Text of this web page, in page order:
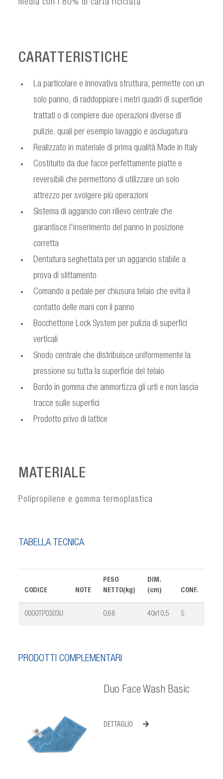
media con l’80% di carta riciclata
CARATTERISTICHE
La particolare e innovativa struttura, permette con un
solo panno, di raddoppiare i metri quadri di superficie
trattati o di compiere due operazioni diverse di
pulizie, quali per esempio lavaggio e asciugatura
Realizzato in materiale di prima qualità Made in Italy
Costituito da due facce perfettamente piatte e
reversibili che permettono di utilizzare un solo
attrezzo per svolgere più operazioni
Sistema di aggancio con rilievo centrale che
garantisce l'inserimento del panno in posizione
corretta
Dentatura seghettata per un aggancio stabile a
prova di slittamento
Comando a pedale per chiusura telaio che evita il
contatto delle mani con il panno
Bocchettone Lock System per pulizia di superfici
verticali
Snodo centrale che distribuisce uniformemente la
pressione su tutta la superficie del telaio
Bordo in gomma che ammortizza gli urti e non lascia
tracce sulle superfici
Prodotto privo di lattice
MATERIALE
Polipropilene e gomma termoplastica
TABELLA TECNICA
CODICE NOTE
PESO
NETTO(kg)
DIM.
(cm)
CONF.
0000TP0303U 0,68 40x10,5 5
PRODOTTI COMPLEMENTARI
Duo Face Wash Basic
DETTAGLIO